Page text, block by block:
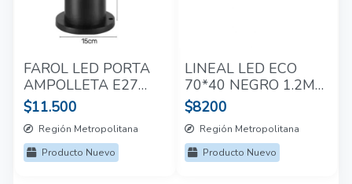
FAROL LED PORTA
AMPOLLETA E27
30CM
$11.500
Región Metropolitana
Producto Nuevo
LINEAL LED ECO
70*40 NEGRO 1.2M
24W
$8200
Región Metropolitana
Producto Nuevo